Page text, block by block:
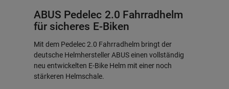
ABUS Pedelec 2.0 Fahrradhelm
für sicheres E-Biken
Mit dem Pedelec 2.0 Fahrradhelm bringt der
deutsche Helmhersteller ABUS einen vollständig
neu entwickelten E-Bike Helm mit einer noch
stärkeren Helmschale.